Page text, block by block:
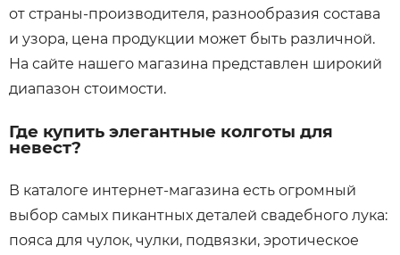
от страны-производителя, разнообразия состава
и узора, цена продукции может быть различной.
На сайте нашего магазина представлен широкий
диапазон стоимости.
Где купить элегантные колготы для
невест?
В каталоге интернет-магазина есть огромный
выбор самых пикантных деталей свадебного лука:
пояса для чулок, чулки, подвязки, эротическое